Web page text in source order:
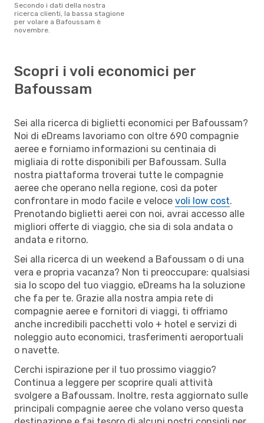
Secondo i dati della nostra
ricerca clienti, la bassa stagione
per volare a Bafoussam è
novembre.
Scopri i voli economici per
Bafoussam
Sei alla ricerca di biglietti economici per Bafoussam?
Noi di eDreams lavoriamo con oltre 690 compagnie
aeree e forniamo informazioni su centinaia di
migliaia di rotte disponibili per Bafoussam. Sulla
nostra piattaforma troverai tutte le compagnie
aeree che operano nella regione, così da poter
confrontare in modo facile e veloce voli low cost.
Prenotando biglietti aerei con noi, avrai accesso alle
migliori offerte di viaggio, che sia di sola andata o
andata e ritorno.
Sei alla ricerca di un weekend a Bafoussam o di una
vera e propria vacanza? Non ti preoccupare: qualsiasi
sia lo scopo del tuo viaggio, eDreams ha la soluzione
che fa per te. Grazie alla nostra ampia rete di
compagnie aeree e fornitori di viaggi, ti offriamo
anche incredibili pacchetti volo + hotel e servizi di
noleggio auto economici, trasferimenti aeroportuali
o navette.
Cerchi ispirazione per il tuo prossimo viaggio?
Continua a leggere per scoprire quali attività
svolgere a Bafoussam. Inoltre, resta aggiornato sulle
principali compagnie aeree che volano verso questa